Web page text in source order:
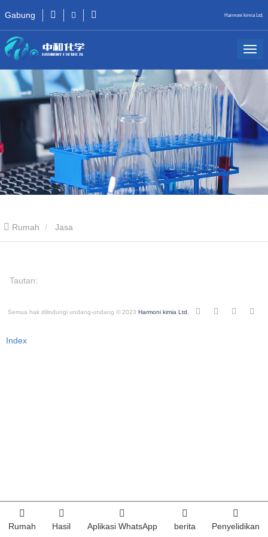
Gabung Harmoni kimia Ltd.
Rumah Jasa
Tautan:
Semua hak dilindungi undang-undang © 2023 Harmoni kimia Ltd.
Index
Rumah Hasil Aplikasi WhatsApp berita Penyelidikan